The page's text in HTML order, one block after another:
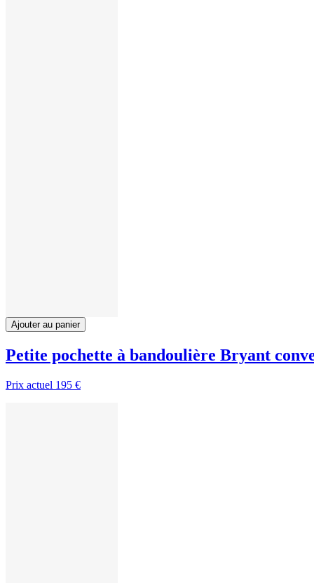
Ajouter au panier
Petite pochette à bandoulière Bryant
Prix actuel 195 €